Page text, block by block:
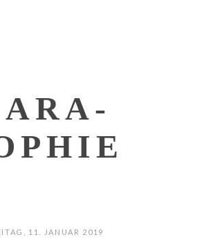
11. JANUAR 2019